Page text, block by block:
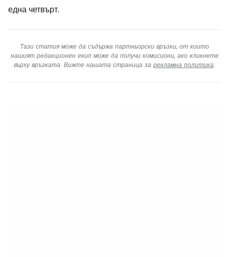
една четвърт.
Тази статия може да съдържа партньорски връзки, от които
нашият редакционен екип може да получи комисиони, ако кликнете
върху връзката. Вижте нашата страница за рекламна политика.